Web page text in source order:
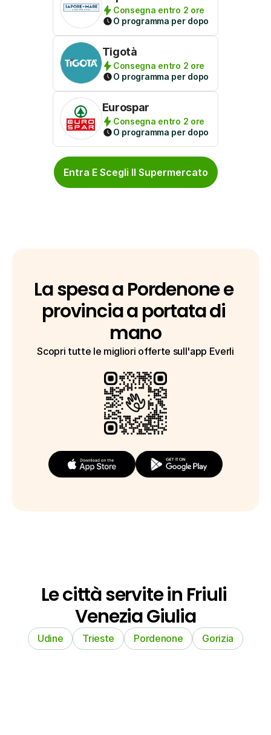
Consegna entro 2 ore
O programma per dopo
Tigotà
Consegna entro 2 ore
O programma per dopo
Eurospar
Consegna entro 2 ore
O programma per dopo
Entra E Scegli Il Supermercato
La spesa a Pordenone e
provincia a portata di
mano
Scopri tutte le migliori offerte sull'app Everli
Le città servite in Friuli
Venezia Giulia
Udine Trieste Pordenone Gorizia